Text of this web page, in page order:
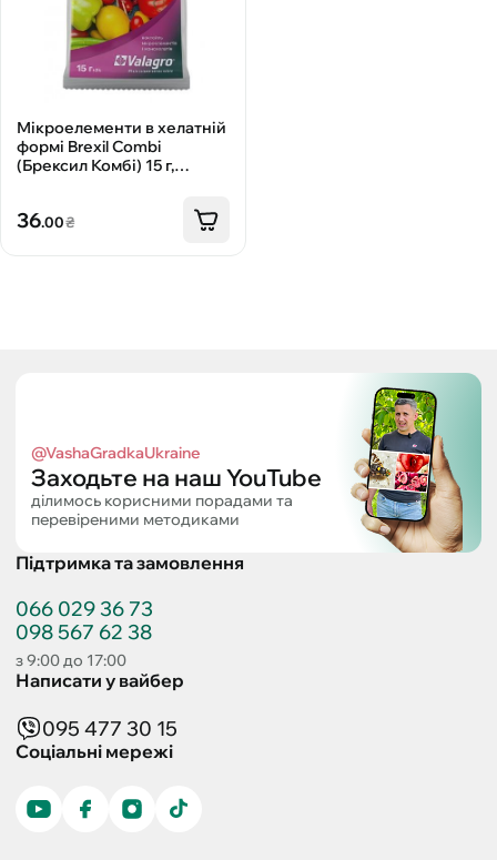
Мікроелементи в хелатній
формі Brexil Combi
(Брексил Комбі) 15 г,
36.00₴
@VashaGradkaUkraine
Заходьте на наш YouTube
ділимось корисними порадами та
перевіреними методиками
Підтримка та замовлення
066 029 36 73
098 567 62 38
з 9:00 до 17:00
Написати у вайбер
095 477 30 15
Соціальні мережі